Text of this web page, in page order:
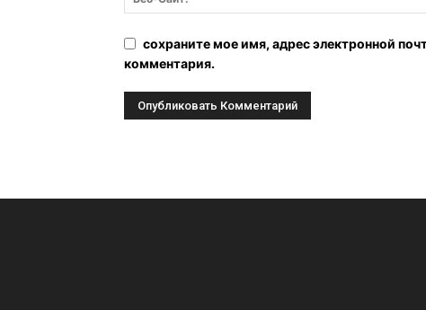
сохраните мое имя, адрес электронной
комментария.